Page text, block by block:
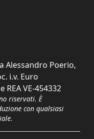
Alessandro Poerio,
i.v. Euro
REA VE-454332
riservati. È
con qualsiasi